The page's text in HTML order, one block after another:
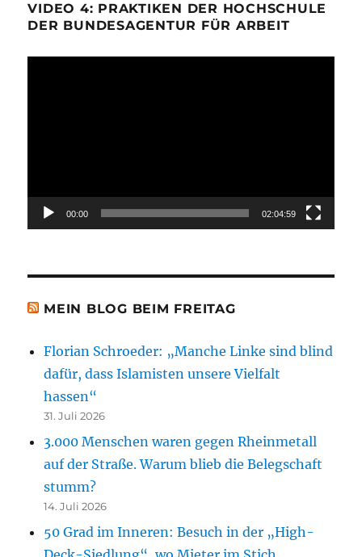
VIDEO 4: PRAKTIKEN DER HOCHSCHULE
DER BUNDESAGENTUR FÜR ARBEIT
00:00 02:04:59
MEIN BLOG BEIM FREITAG
Florian Schroeder: „Manche Linke sind blind
dafür, dass Islamisten unsere Vielfalt
hassen“
31. Juli 2026
3.000 Menschen waren gegen Rheinmetall
auf der Straße. Warum blieb die Belegschaft
stumm?
14. Juli 2026
50 Grad im Inneren: Besuch in der „High-